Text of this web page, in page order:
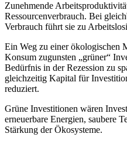
Zunehmende
Ressourcenverbrauch. Bei
Verbrauch führt sie zu
Ein Weg zu einer ökologischen
Konsum zugunsten „grüner“
Bedürfnis in der Rezession zu
gleichzeitig Kapital für
reduziert.
Grüne Investitionen wären
erneuerbare Energien, saubere
Stärkung der Ökosysteme.